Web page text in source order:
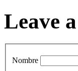
Leave
Nombre